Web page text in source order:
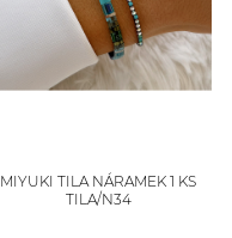
MIYUKI TILA NÁRAMEK 1 KS
TILA/N34